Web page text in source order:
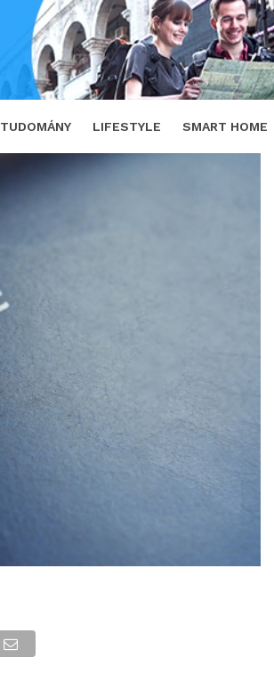
TUDOMÁNY LIFESTYLE SMART HOME
SHARE TWEET